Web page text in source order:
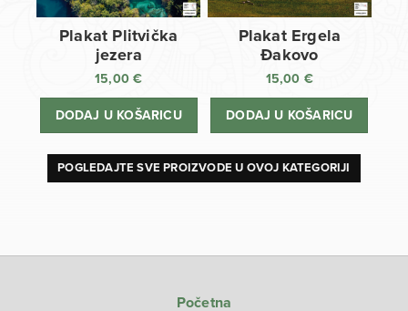
Plakat Plitvička
jezera
15,00€
DODAJ U KOŠARICU
Plakat Ergela
Đakovo
15,00 €
DODAJ U KOŠARICU
POGLEDAJTE SVE PROIZVODE U OVOJ KATEGORIJI
Početna